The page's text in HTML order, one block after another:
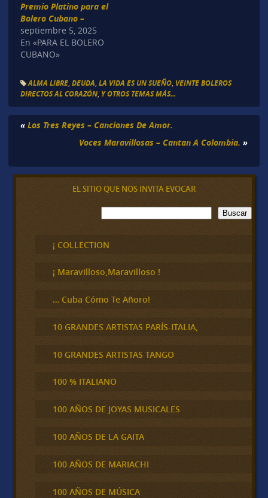
Premio Platino para el
Bolero Cubano –
septiembre 5, 2025
En «PARA EL BOLERO
CUBANO»
ALMA LIBRE, DEUDA LA VIDA ES UN SUEÑO, VEINTE BOLEROS
DIRECTOS AL CORAZÓN, Y OTROS TEMAS MÁS...
« Los Tres Reyes – Canciones De Amor.
Voces Maravillosas – Cantan A Colombia. »
EL SITIO QUE NOS INVITA EVOCAR
B
u
c
a
Buscar
¡ COLLECTION
¡ Maravilloso,Maravilloso !
… Cuba Cómo Te Añoro!
10 GRANDES ARTISTAS PARÍS-ITALIA,
10 GRANDES ARTISTAS TANGO
100 % ITALIANO
100 AÑOS DE JOYAS MUSICALES
100 AÑOS DE LA GAITA
100 AÑOS DE MARIACHI
100 AÑOS DE MÚSICA